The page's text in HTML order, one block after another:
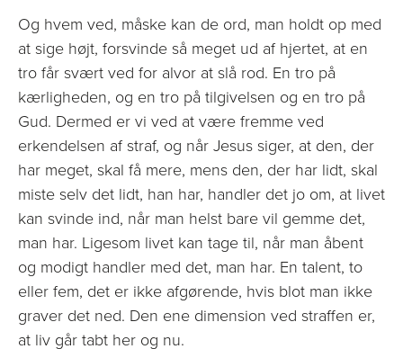
Og hvem ved, måske kan de ord, man holdt op med
at sige højt, forsvinde så meget ud af hjertet, at en
tro får svært ved for alvor at slå rod. En tro på
kærligheden, og en tro på tilgivelsen og en tro på
Gud. Dermed er vi ved at være fremme ved
erkendelsen af straf, og når Jesus siger, at den, der
har meget, skal få mere, mens den, der har lidt, skal
miste selv det lidt, han har, handler det jo om, at livet
kan svinde ind, når man helst bare vil gemme det,
man har. Ligesom livet kan tage til, når man åbent
og modigt handler med det, man har. En talent, to
eller fem, det er ikke afgørende, hvis blot man ikke
graver det ned. Den ene dimension ved straffen er,
at liv går tabt her og nu.